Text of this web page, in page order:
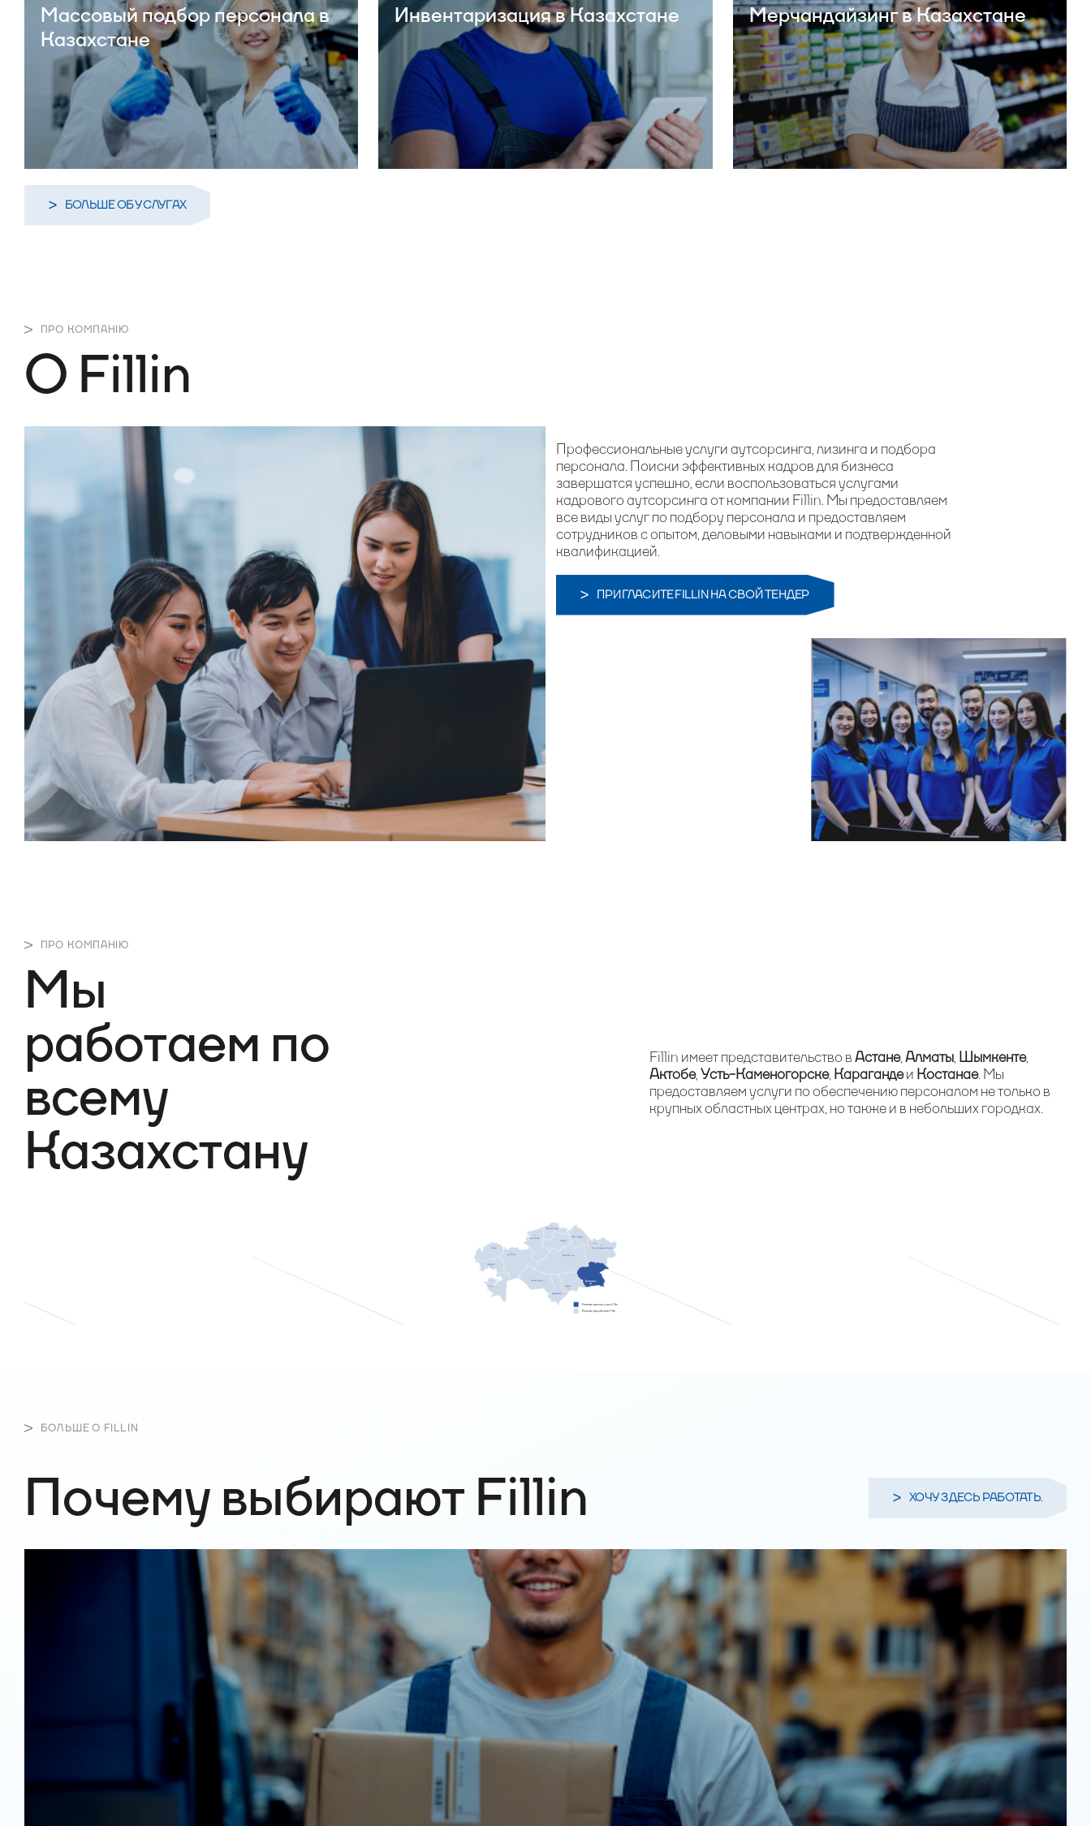
Массовый подбор персонала в
Казахстане
Инвентаризация в Казахстане Мерчандайзинг в Казахстане
БОЛЬШЕ ОБ УСЛУГАХ
ПРО КОМПАНІЮ
О Fillin
Профессиональные услуги аутсорсинга, лизинга и подбора
персонала. Поиски эффективных кадров для бизнеса
завершатся успешно, если воспользоваться услугами
кадрового аутсорсинга от компании Fillin. Мы предоставляем
все виды услуг по подбору персонала и предоставляем
сотрудников с опытом, деловыми навыками и подтвержденной
квалификацией.
ПРИГЛАСИТЕ FILLIN НА СВОЙ ТЕНДЕР
ПРО КОМПАНІЮ
Мы
работаем по
всему
Казахстану
Fillin имеет представительство вАстане,Алматы, Шымкенте,
Актобе,Усть-Каменогорске, Карагандеи Костанае. Мы
предоставляем услуги по обеспечению персоналом не только в
крупных областных центрах, но также и в небольших городках.
БОЛЬШЕ О FILLIN
Почему выбирают Fillin ХОЧУ ЗДЕСЬ РАБОТАТЬ.